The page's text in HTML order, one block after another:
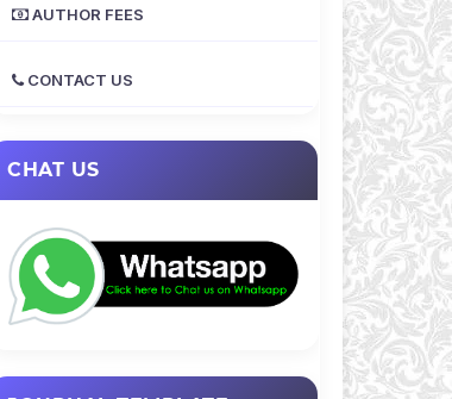
AUTHOR FEES
CONTACT US
CHAT US